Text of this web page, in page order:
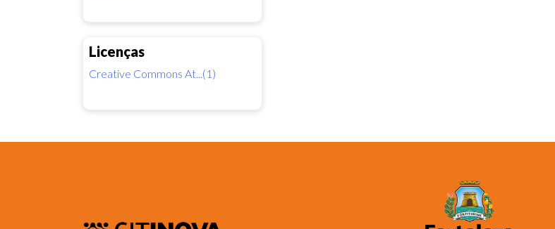
Licenças
Creative Commons At...(1)